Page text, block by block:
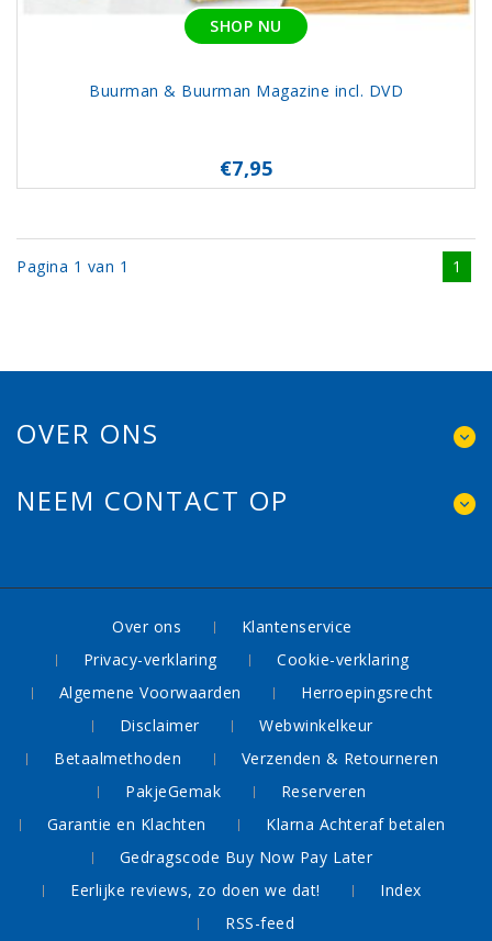
SHOP NU
Buurman & Buurman Magazine incl. DVD
€7,95
Pagina 1 van 1 1
OVER ONS
NEEM CONTACT OP
Over ons
Klantenservice
Privacy-verklaring
Cookie-verklaring
Algemene Voorwaarden
Herroepingsrecht
Disclaimer
Webwinkelkeur
Betaalmethoden
Verzenden & Retourneren
PakjeGemak
Reserveren
Garantie en Klachten
Klarna Achteraf betalen
Gedragscode Buy Now Pay Later
Eerlijke reviews, zo doen we dat!
Index
RSS-feed